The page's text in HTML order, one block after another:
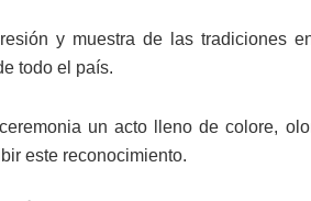
y muestra de las tradiciones
todo el país.
un acto lleno de colore,
este reconocimiento.